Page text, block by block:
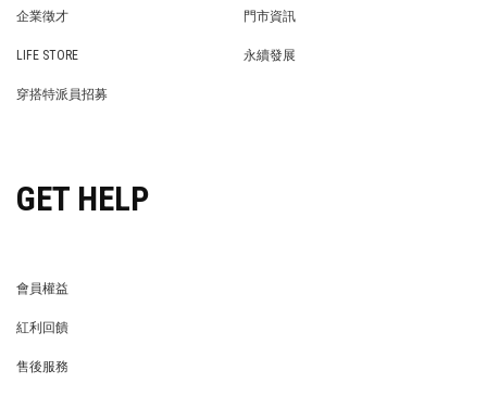
企業徵才
門市資訊
LIFE STORE
永續發展
穿搭特派員招募
GET HELP
會員權益
紅利回饋
售後服務